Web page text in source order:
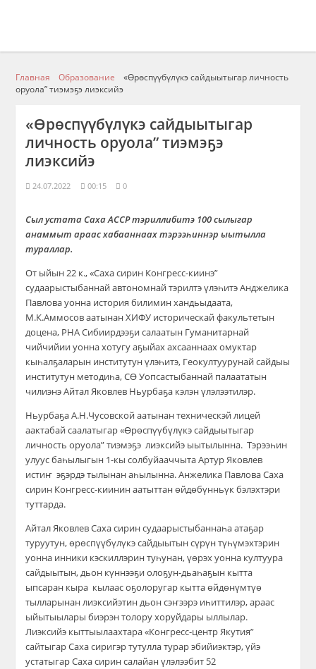
Главная Образование
«Өрөспүүбүлүкэ сайдыытыгар личность
оруола” тиэмэҕэ лиэксийэ
«Өрөспүүбүлүкэ сайдыытыгар
личность оруола” тиэмэҕэ
лиэксийэ
24.07.2022 00:15 0
Сыл устата Саха АССР тэриллибитэ 100 сылыгар
анаммыт араас хабааннаах тэрээһиннэр ыытылла
тураллар.
От ыйын 22 к., «Саха сирин Конгресс-киинэ”
судаарыстыбаннай автономнай тэрилтэ үлэһитэ Анджелика
Павлова уонна история билимин хандьыдаата,
М.К.Аммосов аатынан ХИФУ историческай факультетын
доцена, РНА Сибиирдээҕи салаатын Гуманитарнай
чийчийии уонна хотугу аҕыйах ахсааннаах омуктар
кыһалҕаларын институтун үлэһитэ, Геокултуурунай сайдыы
институтун методиһа, СӨ Уопсастыбаннай палаататын
чилиэнэ Айтал Яковлев Ньурбаҕа кэлэн үлэлээтилэр.
Ньурбаҕа А.Н.Чусовской аатынан техническэй лицей
аактабай саалатыгар «Өрөспүүбүлүкэ сайдыытыгар
личность оруола” тиэмэҕэ лиэксийэ ыытылынна. Тэрээһин
улуус баһылыгын 1-кы солбуйааччыта Артур Яковлев
истиҥ эҕэрдэ тылынан аһылынна. Анжелика Павлова Саха
сирин Конгресс-киинин аатыттан өйдөбүнньүк бэлэхтэри
туттарда.
Айтал Яковлев Саха сирин судаарыстыбаннаһа атаҕар
туруутун, өрөспүүбүлүкэ сайдыытын сүрүн түһүмэхтэрин
уонна инники кэскиллэрин туһунан, үөрэх уонна култуура
сайдыытын, дьон күннээҕи олоҕун-дьаһаҕын кытта
ыпсаран кыра кылаас оҕолоругар кытта өйдөнүмтүө
тылларынан лиэксийэтин дьон сэҥээрэ иһиттилэр, араас
ыйытыылары биэрэн толору хоруйдары ыллылар.
Лиэксийэ кыттыылаахтара «Конгресс-центр Якутия”
сайтыгар Саха сиригэр тутулла турар эбийиэктэр, үйэ
устатыгар Саха сирин салайан үлэлээбит 52